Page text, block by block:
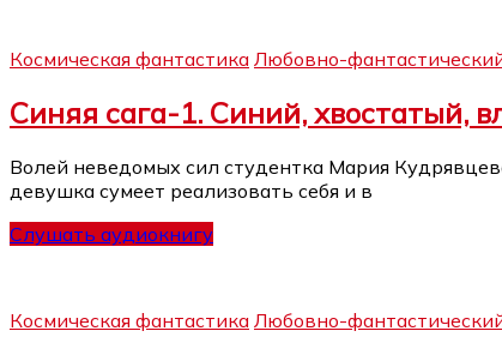
Космическая фантастика Любовно-
Синяя сага-1. Синий, хвостатый,
Волей неведомых сил студентка Мария
девушка сумеет реализовать себя и в
Слушать аудиокнигу
Космическая фантастика Любовно-